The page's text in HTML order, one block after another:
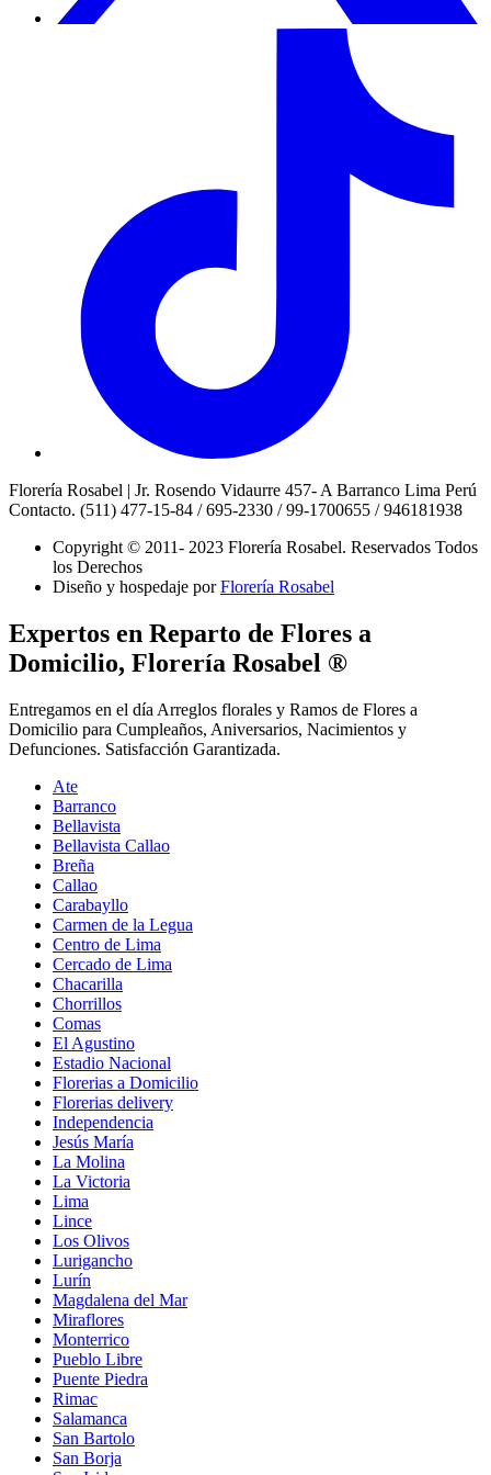
Florería Rosabel | Jr. Rosendo Vidaurre 457- A Barranco Lima Perú
Contacto. (511) 477-15-84 / 695-2330 / 99-1700655 / 946181938
Copyright © 2011- 2023 Florería Rosabel. Reservados Todos
los Derechos
Diseño y hospedaje porFlorería Rosabel
Expertos en Reparto de Flores a
Domicilio, Florería Rosabel ®
Entregamos en el día Arreglos florales y Ramos de Flores a
Domicilio para Cumpleaños, Aniversarios, Nacimientos y
Defunciones. Satisfacción Garantizada.
Ate
Barranco
Bellavista
Bellavista Callao
Breña
Callao
Carabayllo
Carmen de la Legua
Centro de Lima
Cercado de Lima
Chacarilla
Chorrillos
Comas
El Agustino
Estadio Nacional
Florerias a Domicilio
Florerias delivery
Independencia
Jesús María
La Molina
La Victoria
Lima
Lince
Los Olivos
Lurigancho
Lurín
Magdalena del Mar
Miraflores
Monterrico
Pueblo Libre
Puente Piedra
Rimac
Salamanca
San Bartolo
San Borja